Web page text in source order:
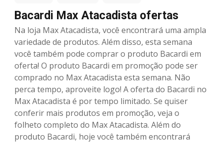
Bacardi Max Atacadista ofertas
Na loja Max Atacadista, você encontrará uma ampla
variedade de produtos. Além disso, esta semana
você também pode comprar o produto Bacardi em
oferta! O produto Bacardi em promoção pode ser
comprado no Max Atacadista esta semana. Não
perca tempo, aproveite logo! A oferta do Bacardi no
Max Atacadista é por tempo limitado. Se quiser
conferir mais produtos em promoção, veja o
folheto completo do Max Atacadista. Além do
produto Bacardi, hoje você também encontrará